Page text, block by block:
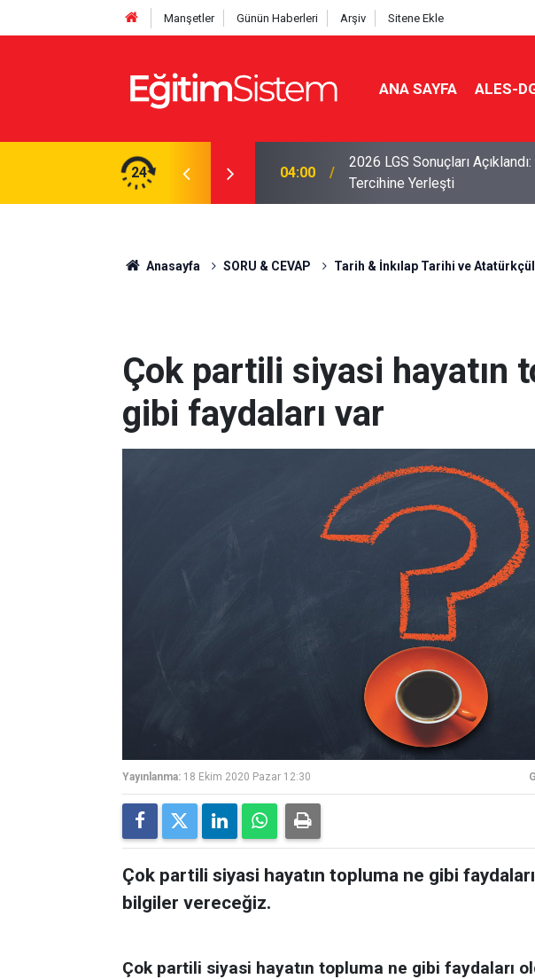
Manşetler Günün Haberleri Arşiv Sitene Ekle
ANA SAYFA ALES-
24
Sınavla Alan Liseler Yüzde 95,76
04:00
2026 LGS Sonuçları
Tercihine Yerleşti
Anasayfa SORU & CEVAP Tarih & İnkılap Tarihi ve
Çok partili siyasi hayatın
gibi faydaları var
Yayınlanma: 18 Ekim 2020 Pazar 12:30
Çok partili siyasi hayatın topluma ne gibi
bilgiler vereceğiz.
Çok partili siyasi hayatın topluma ne gibi faydaları